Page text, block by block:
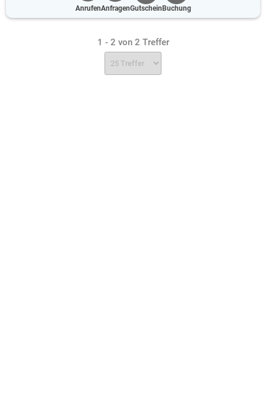
AnrufenAnfragenGutschein Buchung
1 - 2 von 2 Treffer